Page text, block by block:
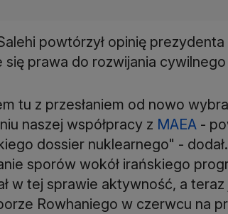
powtórzył opinię prezydenta
się prawa do rozwijania
tu z przesłaniem od nowo
naszej współpracy z MAEA -
dossier nuklearnego" -
sporów wokół irańskiego
w tej sprawie aktywność, a
Rowhaniego w czerwcu na